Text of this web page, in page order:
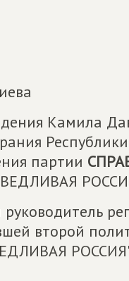
Камила
партии
второй